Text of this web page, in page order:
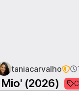
taniacarvalho
(2026)